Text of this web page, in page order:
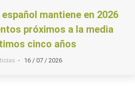
español mantiene en 2026
próximos a la media
cinco años
16 / 07 / 2026